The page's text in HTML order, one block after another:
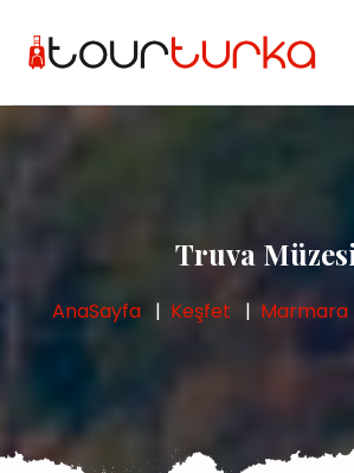
Truva
AnaSayfa Keşfet Marmara